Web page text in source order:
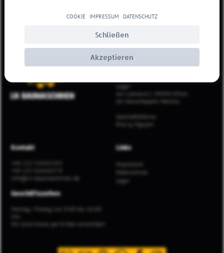
Impressum
LN Baumaschinen Gmbh & Co. KG
Lager:
Am Laitrand 2, 99094 Erfurt
(im Gewerbepark Marlex)
Geschäftsführer:
Kha Ly Nguyen
Kontakt
info@ln-baumaschinen.de
Geschäftszeiten
Montag - Freitag von 8:00 bis 16:00
Wir sind immer per E-Mail erreichbar!
Links
Impressum
Datenschutz
Login
COOKIE IMPRESSUM DATENSCHUTZ
Schließen
Akzeptieren